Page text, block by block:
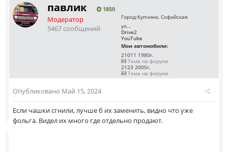
павлик 1850
Модератор
5467 сообщений
Город:Купчино, Софийская
ул...
Drive2
YouTube
Мои автомобили:
21011 1980г.
Тема на форуме
2123 2005г.
Тема на форуме
Опубликовано Май 15, 2024
Если чашки сгнили, лучше б их заменить, видно что уже
фольга. Видел их много где отдельно продают.